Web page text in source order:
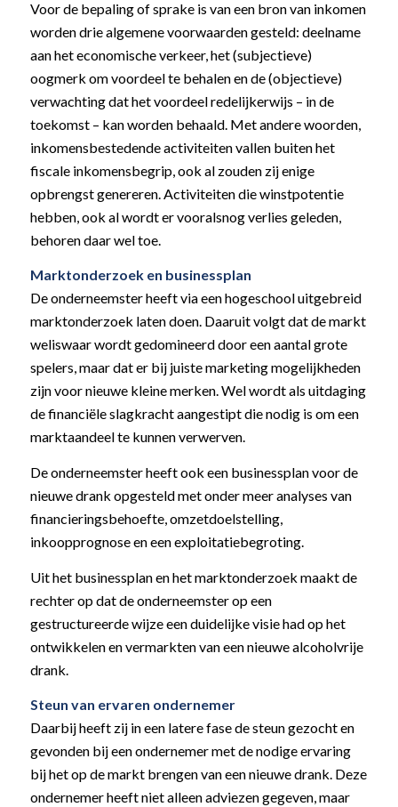
Voor de bepaling of sprake is van een bron van inkomen
worden drie algemene voorwaarden gesteld: deelname
aan het economische verkeer, het (subjectieve)
oogmerk om voordeel te behalen en de (objectieve)
verwachting dat het voordeel redelijkerwijs – in de
toekomst – kan worden behaald. Met andere woorden,
inkomensbestedende activiteiten vallen buiten het
fiscale inkomensbegrip, ook al zouden zij enige
opbrengst genereren. Activiteiten die winstpotentie
hebben, ook al wordt er vooralsnog verlies geleden,
behoren daar wel toe.
Marktonderzoek en businessplan
De onderneemster heeft via een hogeschool uitgebreid
marktonderzoek laten doen. Daaruit volgt dat de markt
weliswaar wordt gedomineerd door een aantal grote
spelers, maar dat er bij juiste marketing mogelijkheden
zijn voor nieuwe kleine merken. Wel wordt als uitdaging
de financiële slagkracht aangestipt die nodig is om een
marktaandeel te kunnen verwerven.
De onderneemster heeft ook een businessplan voor de
nieuwe drank opgesteld met onder meer analyses van
financieringsbehoefte, omzetdoelstelling,
inkoopprognose en een exploitatiebegroting.
Uit het businessplan en het marktonderzoek maakt de
rechter op dat de onderneemster op een
gestructureerde wijze een duidelijke visie had op het
ontwikkelen en vermarkten van een nieuwe alcoholvrije
drank.
Steun van ervaren ondernemer
Daarbij heeft zij in een latere fase de steun gezocht en
gevonden bij een ondernemer met de nodige ervaring
bij het op de markt brengen van een nieuwe drank. Deze
ondernemer heeft niet alleen adviezen gegeven, maar